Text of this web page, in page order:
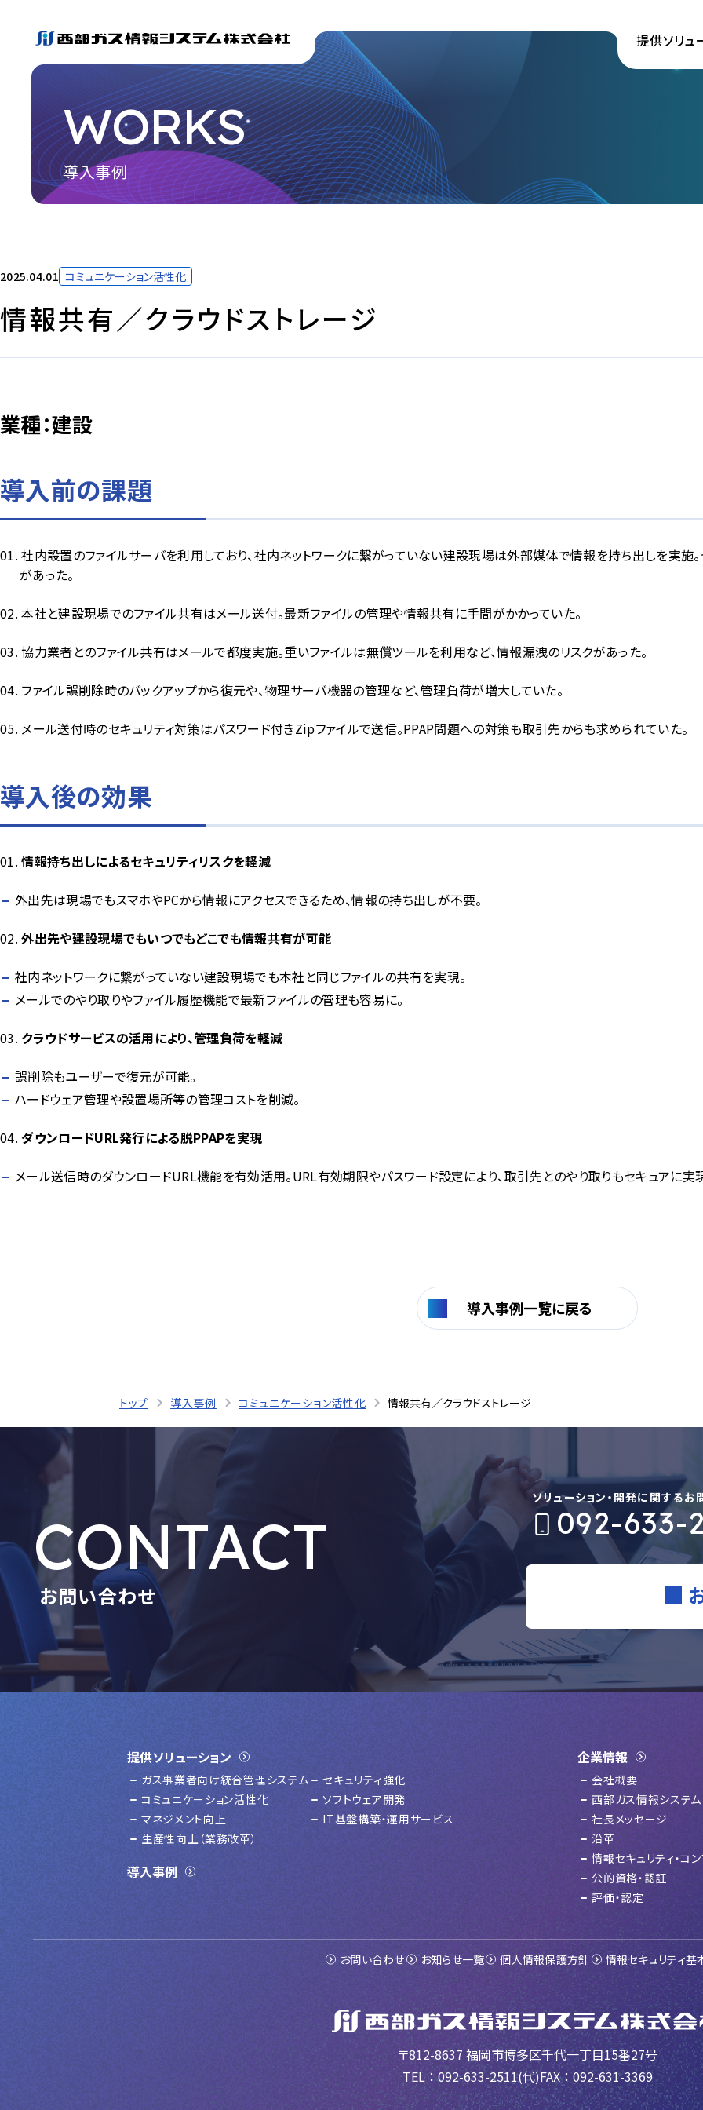
提供ソリュ
WORKS
導入事例
2025.04.01 コミュニケーション活性化
情報共有／クラウドストレージ
業種：建設
導入前の課題
社内設置のファイルサーバを利用しており、社内ネットワークに繋がっていない建設現場は外部媒体で情報を持ち出しを実施
があった。
本社と建設現場でのファイル共有はメール送付。最新ファイルの管理や情報共有に手間がかかっていた。
協力業者とのファイル共有はメールで都度実施。重いファイルは無償ツールを利用など、情報漏洩のリスクがあった。
ファイル誤削除時のバックアップから復元や、物理サーバ機器の管理など、管理負荷が増大していた。
メール送付時のセキュリティ対策はパスワード付きZipファイルで送信。PPAP問題への対策も取引先からも求められていた。
導入後の効果
情報持ち出しによるセキュリティリスクを軽減
外出先は現場でもスマホやPCから情報にアクセスできるため、情報の持ち出しが不要。
外出先や建設現場でもいつでもどこでも情報共有が可能
社内ネットワークに繋がっていない建設現場でも本社と同じファイルの共有を実現。
メールでのやり取りやファイル履歴機能で最新ファイルの管理も容易に。
クラウドサービスの活用により、管理負荷を軽減
誤削除もユーザーで復元が可能。
ハードウェア管理や設置場所等の管理コストを削減。
ダウンロードURL発行による脱PPAPを実現
メール送信時のダウンロードURL機能を有効活用。URL有効期限やパスワード設定により、取引先とのやり取りもセキュアに実
導入事例一覧に戻る
トップ 導入事例 コミュニケーション活性化 情報共有／クラウドストレージ
CONTACT
お問い合わせ
ソリューション・開発に関する
092-633-
提供ソリューション
ガス事業者向け統合管理システム
コミュニケーション活性化
マネジメント向上
生産性向上（業務改革）
セキュリティ強化
ソフトウェア開発
IT基盤構築・運用サービス
導入事例
企業情報
会社概要
西部ガス情報システ
社長メッセージ
沿革
情報セキュリティ・コ
公的資格・認証
評価・認定
お問い合わせ お知らせ一覧 個人情報保護方針 情報セキュリティ基
〒812-8637福岡市博多区千代一丁目15番27号
TEL ：092-633-2511(代)FAX ： 092-631-3369